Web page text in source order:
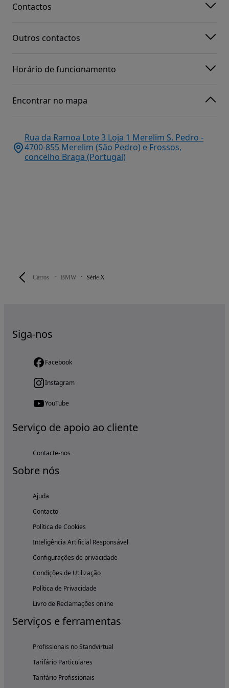
Carros BMW Série X
Contactos
Outros contactos
Horário de funcionamento
Encontrar no mapa
Rua da Ramoa Lote 3 Loja 1 Merelim S. Pedro -
4700-855 Merelim (São Pedro) e Frossos,
concelho Braga (Portugal)
Siga-nos
Facebook
Instagram
YouTube
Serviço de apoio ao cliente
Contacte-nos
Sobre nós
Ajuda
Contacto
Política de Cookies
Inteligência Artificial Responsável
Configurações de privacidade
Condições de Utilização
Política de Privacidade
Livro de Reclamações online
Serviços e ferramentas
Profissionais no Standvirtual
Tarifário Particulares
Tarifário Profissionais